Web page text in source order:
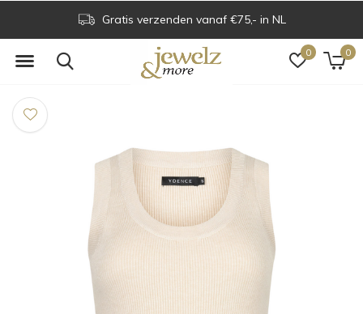
0 0
Gratis verzenden vanaf €75,- in NL